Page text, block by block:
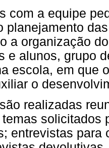
com a equipe
planejamento
a organização
e alunos, grupo
escola, em que
o
realizadas
solicitados
entrevistas para